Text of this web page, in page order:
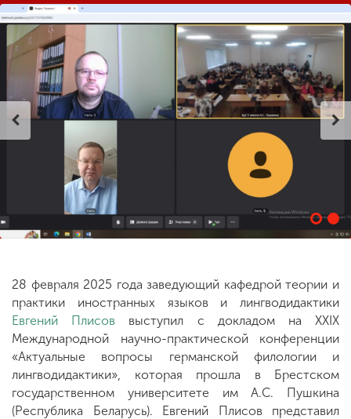
Сведения об
образовательной
организации
ENG SPN CHI
Приемная
комиссия
+7 (831) 262-26-20
28 февраля 2025 года заведующий кафедрой теории и
практики иностранных языков и лингводидактики
Евгений Плисов выступил с докладом на XXIX
Международной научно-практической конференции
«Актуальные вопросы германской филологии и
лингводидактики», которая прошла в Брестском
государственном университете им А.С. Пушкина
(Республика Беларусь). Евгений Плисов представил